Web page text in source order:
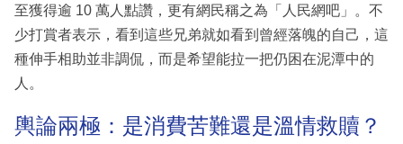
至獲得逾 10 萬人點讚，更有網民稱之為「人民網吧」。不
少打賞者表示，看到這些兄弟就如看到曾經落魄的自己，這
種伸手相助並非調侃，而是希望能拉一把仍困在泥潭中的
人。
輿論兩極：是消費苦難還是溫情救贖？